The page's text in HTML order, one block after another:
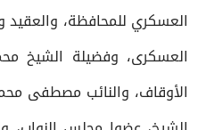
العسكري للمحافظة، والعقيد
العسكرى، وفضيلة الشيخ
الأوقاف، والنائب مصطفى